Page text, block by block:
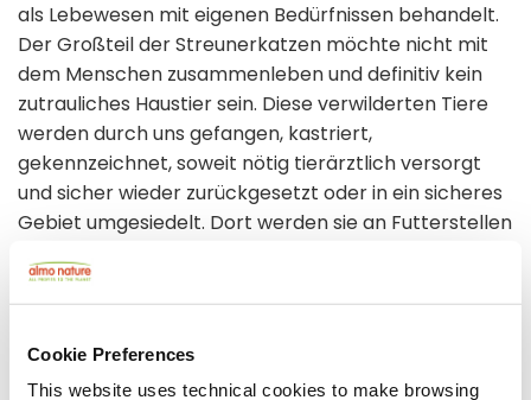
Cookie Preferences
This website uses technical cookies to make browsing
als Lebewesen mit eigenen Bedürfnissen behandelt.
Der Großteil der Streunerkatzen möchte nicht mit
dem Menschen zusammenleben und definitiv kein
zutrauliches Haustier sein. Diese verwilderten Tiere
werden durch uns gefangen, kastriert,
gekennzeichnet, soweit nötig tierärztlich versorgt
und sicher wieder zurückgesetzt oder in ein sicheres
Gebiet umgesiedelt. Dort werden sie an Futterstellen
Streunerkatzen nehmen wir über private
Pflegestellen auf, zum Beispiel Flaschenkitten,
Jungtiere oder ehemalige Streuner, die deutlich